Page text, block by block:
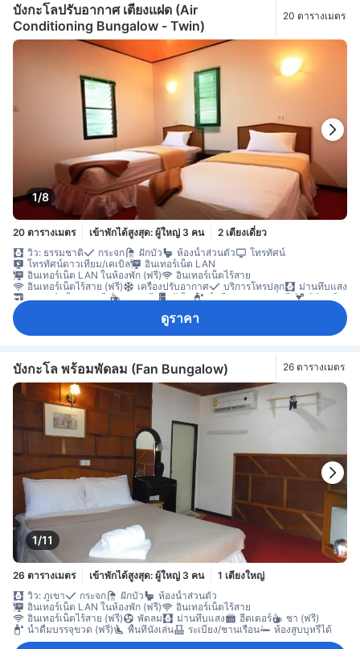
บังกะโลปรับอากาศ เตียงแฝด (Air
Conditioning Bungalow - Twin)
20 ตารางเมตร
1/8
20 ตารางเมตร เข้าพักได้สูงสุด: ผู้ใหญ่ 3 คน
2 เตียงเดี่ยว
วิว: ธรรมชาติ
กระจก ฝักบัว ห้องน้ำส่วนตัว
โทรทัศน์
โทรทัศน์ดาวเทียม/เคเบิล
อินเทอร์เน็ต LAN
อินเทอร์เน็ต LAN ในห้องพัก (ฟรี)
อินเทอร์เน็ตไร้สาย
อินเทอร์เน็ตไร้สาย (ฟรี)
เครื่องปรับอากาศ บริการโทรปลุก
ม่านทึบแสง
กาแฟสำเร็จรูป (ฟรี)
ชา (ฟรี) ตู้เย็น น้ำดื่มบรรจุขวด (ฟรี)
มินิบาร์
ดูราคา
บังกะโล พร้อมพัดลม (Fan Bungalow) 26 ตารางเมตร
1/11
26 ตารางเมตร เข้าพักได้สูงสุด: ผู้ใหญ่ 3 คน
1 เตียงใหญ่
วิว: ภูเขา
กระจก ฝักบัว
ห้องน้ำส่วนตัว
อินเทอร์เน็ต LAN ในห้องพัก (ฟรี)
อินเทอร์เน็ตไร้สาย
อินเทอร์เน็ตไร้สาย (ฟรี)
พัดลม ม่านทึบแสง ฮีตเตอร์
ชา (ฟรี)
น้ำดื่มบรรจุขวด (ฟรี)
พื้นที่นั่งเล่น ระเบียง/ชานเรือน ห้องสูบบุหรี่ได้